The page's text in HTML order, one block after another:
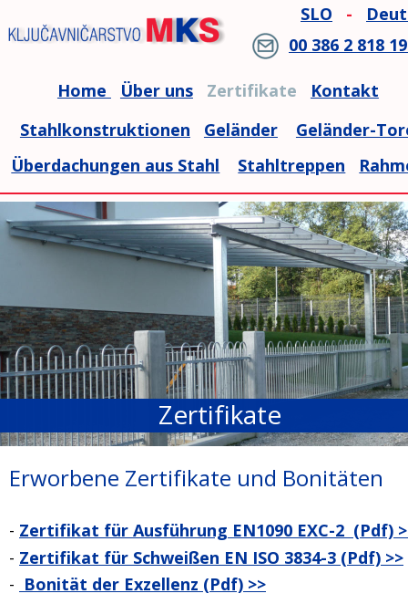
Zertifikate
Erworbene Zertifikate und Bonitäten
- Zertifikat für Ausführung EN1090 EXC-2  (Pdf)
- Zertifikat für Schweißen EN ISO 3834-3 (Pdf) >>
- Bonität der Exzellenz (Pdf) >>
Home Über uns Zertifikate Kontakt
Stahlkonstruktionen
Geländer
Geländer-
Überdachungen aus Stahl
Stahltreppen
00 386 2 818
SLO -